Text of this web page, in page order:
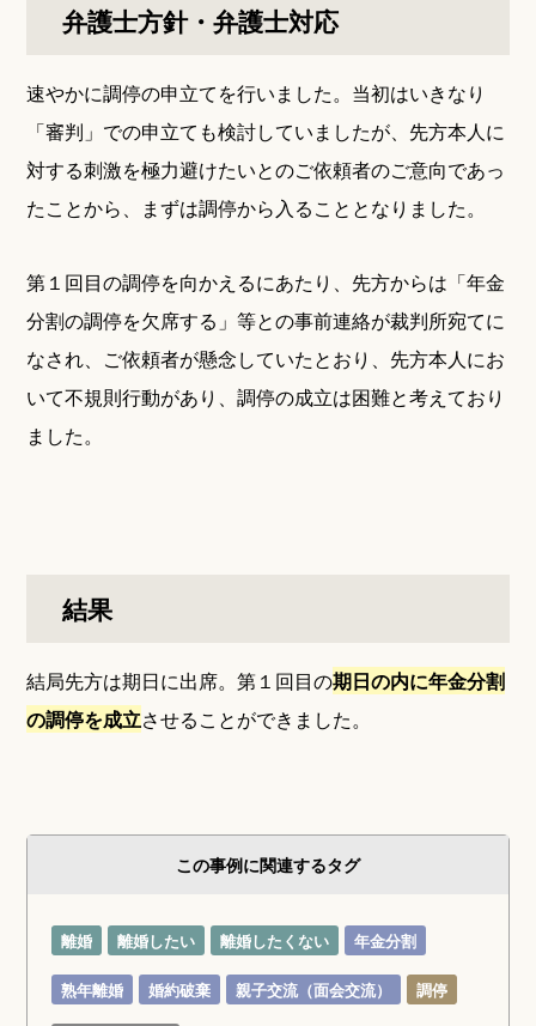
弁護士方針・弁護士対応
速やかに調停の申立てを行いました。当初はいきなり
「審判」での申立ても検討していましたが、先方本人に
対する刺激を極力避けたいとのご依頼者のご意向であっ
たことから、まずは調停から入ることとなりました。
第１回目の調停を向かえるにあたり、先方からは「年金
分割の調停を欠席する」等との事前連絡が裁判所宛てに
なされ、ご依頼者が懸念していたとおり、先方本人にお
いて不規則行動があり、調停の成立は困難と考えており
ました。
結果
結局先方は期日に出席。第１回目の期日の内に年金分割
の調停を成立させることができました。
この事例に関連するタグ
離婚 離婚したい 離婚したくない 年金分割
熟年離婚 婚約破棄 親子交流（面会交流） 調停